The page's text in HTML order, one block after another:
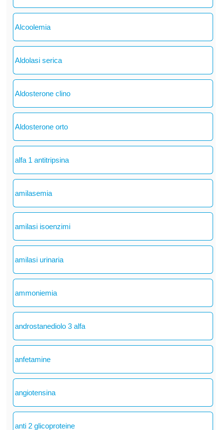
Alcoolemia
Aldolasi serica
Aldosterone clino
Aldosterone orto
alfa 1 antitripsina
amilasemia
amilasi isoenzimi
amilasi urinaria
ammoniemia
androstanediolo 3 alfa
anfetamine
angiotensina
anti 2 glicoproteine